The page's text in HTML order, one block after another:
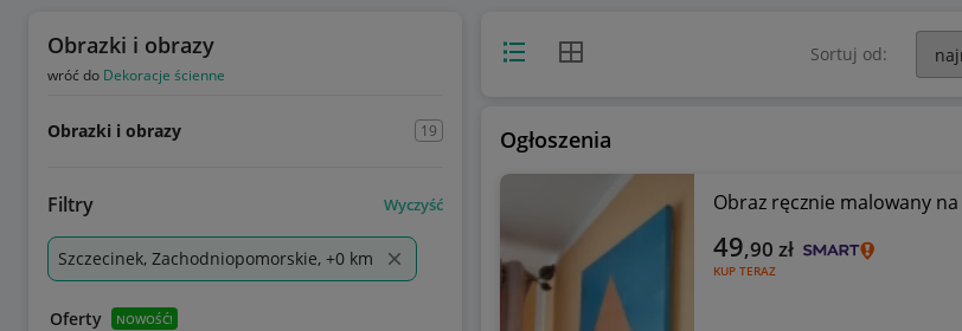
Obrazki i obrazy
wróć do Dekoracje ścienne
Obrazki i obrazy 19
Filtry Wyczyść
Szczecinek, Zachodniopomorskie, +0 km
Oferty NOWOŚĆ!
Widok listyWidok siatki Sortuj od:
Ogłoszenia
Obraz ręcznie malowany
KUP TERAZ
49,90 zł